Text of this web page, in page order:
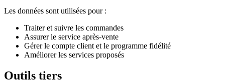
Les données sont utilisées pour :
Traiter et suivre les commandes
Assurer le service après-vente
Gérer le compte client et le programme fidélité
Améliorer les services proposés
Outils tiers